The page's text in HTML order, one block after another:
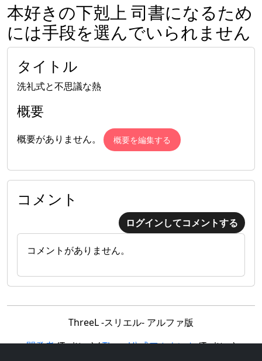
本好きの下剋上 司書になるため
には手段を選んでいられません
タイトル
洗礼式と不思議な熱
概要
概要がありません。 概要を編集する
コメント
ログインしてコメントする
コメントがありません。
ThreeL -スリエル- アルファ版
開発者(Twitter) /Threel公式アカウント(Twitter)